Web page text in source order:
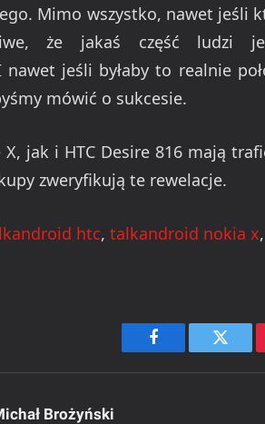
Mimo wszystko, nawet jeśli
że jakaś część ludzi
nawet jeśli byłaby to realnie
mówić o sukcesie.
jak i HTC Desire 816 mają
zweryfikują te rewelacje.
htc, talkandroid nokia x,
Facebook
Brożyński